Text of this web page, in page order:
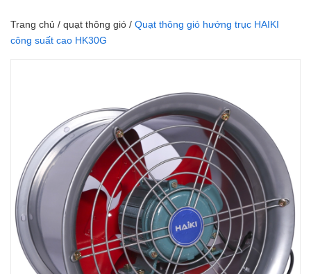
Trang chủ / quạt thông gió / Quạt thông gió hướng trục HAIKI
công suất cao HK30G